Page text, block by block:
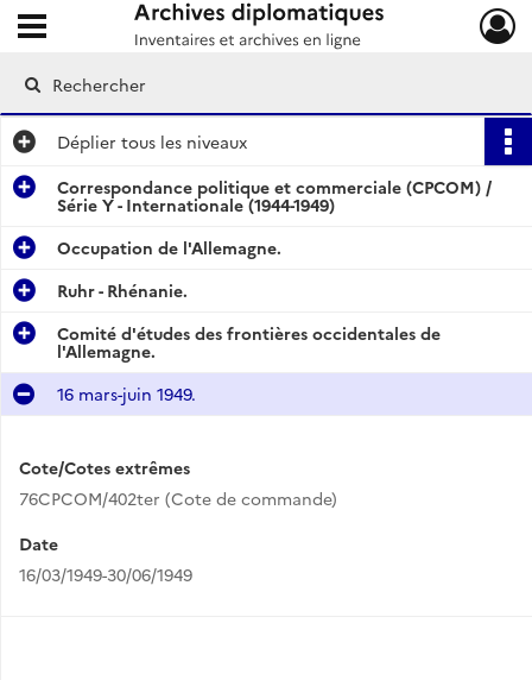
Archives diplomatiques
Ouvrir le menu déroulant
Déplier tous les niveaux
Correspondance politique et commerciale (CPCOM) /
Série Y - Internationale (1944-1949)
Occupation de l'Allemagne.
Ruhr - Rhénanie.
Comité d'études des frontières occidentales de
l'Allemagne.
16 mars-juin 1949.
Cote/Cotes extrêmes
76CPCOM/402ter (Cote de commande)
Date
16/03/1949-30/06/1949